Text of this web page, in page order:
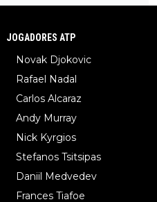
JOGADORES ATP
Novak Djokovic
Rafael Nadal
Carlos Alcaraz
Andy Murray
Nick Kyrgios
Stefanos Tsitsipas
Daniil Medvedev
Frances Tiafoe